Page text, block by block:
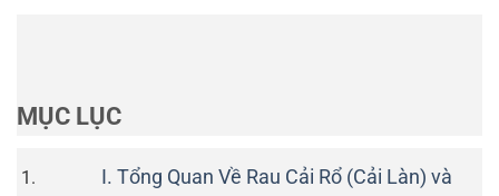
MỤC LỤC
I. Tổng Quan Về Rau Cải Rổ (Cải Làn) và